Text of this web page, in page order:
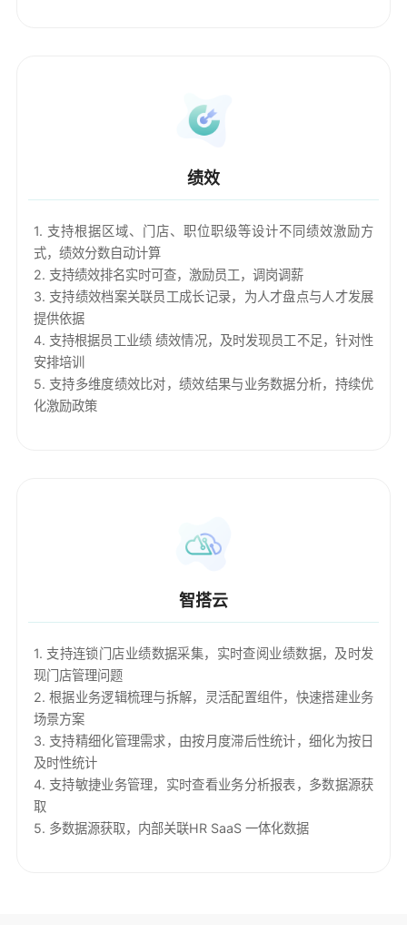
绩效
1. 支持根据区域、门店、职位职级等设计不同绩效激励方
式，绩效分数自动计算
2. 支持绩效排名实时可查，激励员工，调岗调薪
3. 支持绩效档案关联员工成长记录，为人才盘点与人才发展
提供依据
4. 支持根据员工业绩 绩效情况，及时发现员工不足，针对性
安排培训
5. 支持多维度绩效比对，绩效结果与业务数据分析，持续优
化激励政策
智搭云
1. 支持连锁门店业绩数据采集，实时查阅业绩数据，及时发
现门店管理问题
2. 根据业务逻辑梳理与拆解，灵活配置组件，快速搭建业务
场景方案
3. 支持精细化管理需求，由按月度滞后性统计，细化为按日
及时性统计
4. 支持敏捷业务管理，实时查看业务分析报表，多数据源获
取
5. 多数据源获取，内部关联HR SaaS 一体化数据